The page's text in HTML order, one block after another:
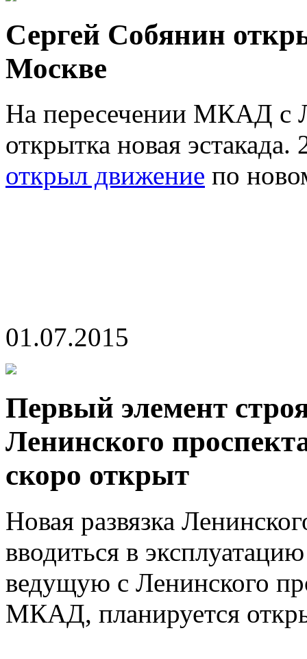
Сергей Собянин
Москве
На пересечении МКАД с
открытка новая
открыл движение по
01.07.2015
Первый элемент
Ленинского
скоро открыт
Новая развязка
вводиться в
ведущую с Ленинского
МКАД, планируется